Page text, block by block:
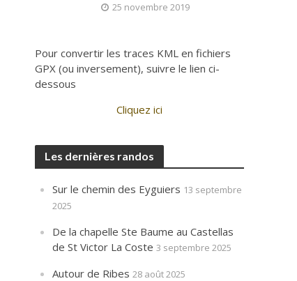
25 novembre 2019
Pour convertir les traces KML en fichiers
GPX (ou inversement), suivre le lien ci-
dessous
Cliquez ici
Les dernières randos
Sur le chemin des Eyguiers 13 septembre
2025
De la chapelle Ste Baume au Castellas
de St Victor La Coste 3 septembre 2025
Autour de Ribes 28 août 2025